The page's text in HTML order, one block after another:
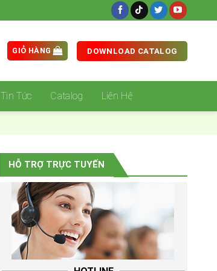
GIỎ HÀNG DOWNLOAD CATALOG
Tin Tức Catalog Liên Hệ
HỖ TRỢ TRỰC TUYẾN